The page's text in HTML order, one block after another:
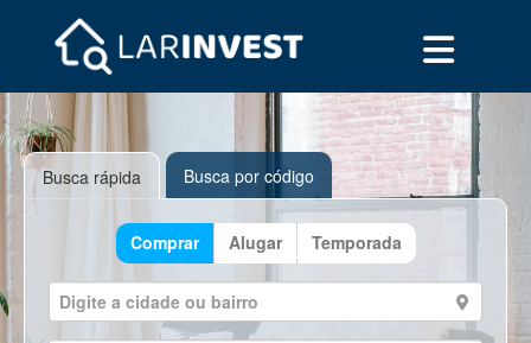
Busca rápida Busca por código
Comprar Alugar Temporada